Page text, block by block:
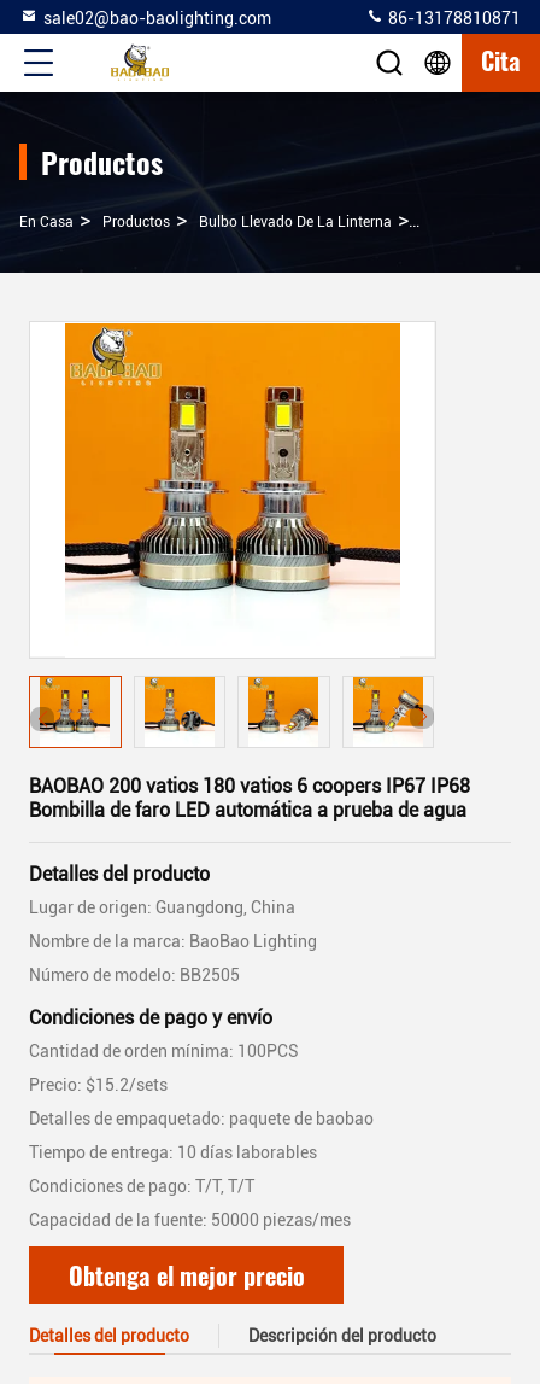
sale02@bao-baolighting.com 86-13178810871
Cita
Productos
En Casa > Productos > Bulbo Llevado De La Linterna >
BAOBAO 200 vatios 180 vatios 6 coopers IP67 IP68
Bombilla de faro LED automática a prueba de agua
Detalles del producto
Lugar de origen: Guangdong, China
Nombre de la marca: BaoBao Lighting
Número de modelo: BB2505
Condiciones de pago y envío
Cantidad de orden mínima: 100PCS
Precio: $15.2/sets
Detalles de empaquetado: paquete de baobao
Tiempo de entrega: 10 días laborables
Condiciones de pago: T/T, T/T
Capacidad de la fuente: 50000 piezas/mes
Obtenga el mejor precio
Detalles del producto Descripción del producto